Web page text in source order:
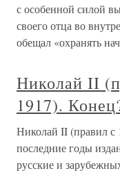
с особенной силой
своего отца во
обещал «охранять
Николай II
1917).
Николай II (правил с
последние годы
русские и